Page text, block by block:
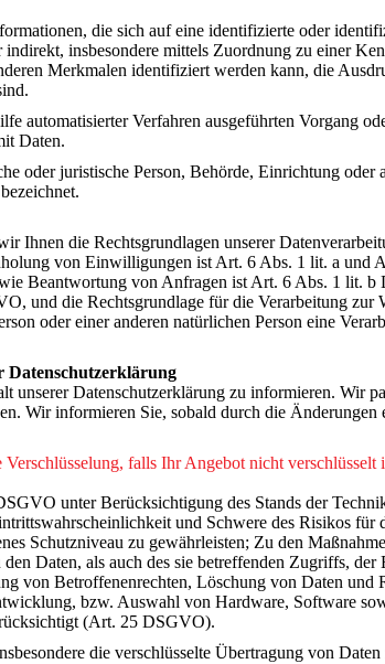
die sich auf eine identifizierte oder
indirekt, insbesondere mittels Zuordnung zu einer
Merkmalen identifiziert werden kann, die
automatisierter Verfahren ausgeführten Vorgang
Daten.
oder juristische Person, Behörde, Einrichtung
Ihnen die Rechtsgrundlagen unserer
von Einwilligungen ist Art. 6 Abs. 1 lit. a
Beantwortung von Anfragen ist Art. 6 Abs. 1 lit.
und die Rechtsgrundlage für die Verarbeitung
oder einer anderen natürlichen Person eine
Datenschutzerklärung
unserer Datenschutzerklärung zu informieren. Wir
Wir informieren Sie, sobald durch die
falls Ihr Angebot nicht
unter Berücksichtigung des Stands der
und Schwere des Risikos
Schutzniveau zu gewährleisten; Zu den
Daten, als auch des sie betreffenden Zugriffs,
von Betroffenenrechten, Löschung von Daten
bzw. Auswahl von Hardware, Software
(Art. 25 DSGVO).
die verschlüsselte Übertragung von